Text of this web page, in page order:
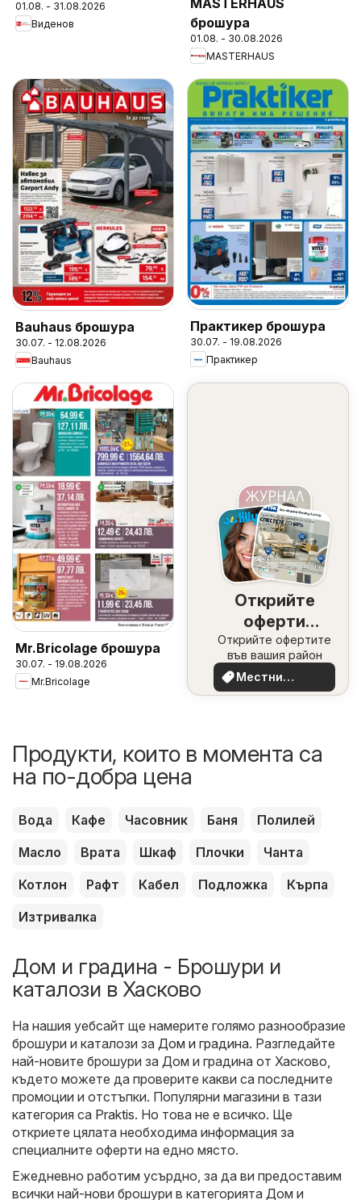
01.08. - 31.08.2026
Виденов
MASTERHAUS
брошура
01.08. - 30.08.2026
MASTERHAUS
Bauhaus брошура
30.07. - 12.08.2026
Bauhaus
Практикер брошура
30.07. - 19.08.2026
Практикер
Mr.Bricolage брошура
30.07. - 19.08.2026
Mr.Bricolage
Открийте
оферти
наблизо
Открийте офертите
във вашия район
Местни
оферти
Продукти, които в момента са
на по-добра цена
Вода Кафе Часовник Баня
Полилей
Масло
Врата Шкаф Плочки
Чанта
Котлон
Рафт Кабел Подложка
Кърпа
Изтривалка
Дом и градина - Брошури и
каталози в Хасково
На нашия уебсайт ще намерите голямо разнообразие
брошури и каталози за Дом и градина. Разгледайте
най-новите брошури за Дом и градина от Хасково,
където можете да проверите какви са последните
промоции и отстъпки. Популярни магазини в тази
категория са Praktis. Но това не е всичко. Ще
откриете цялата необходима информация за
специалните оферти на едно място.
Ежедневно работим усърдно, за да ви предоставим
всички най-нови брошури в категорията Дом и